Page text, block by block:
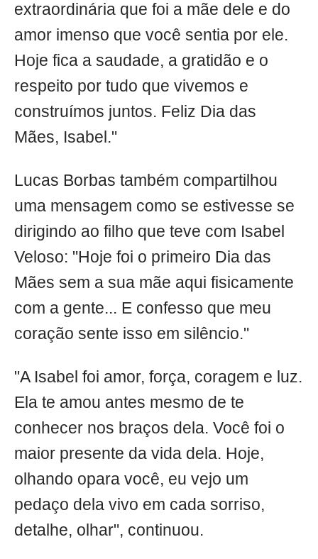
extraordinária que foi a mãe dele e do
amor imenso que você sentia por ele.
Hoje fica a saudade, a gratidão e o
respeito por tudo que vivemos e
construímos juntos. Feliz Dia das
Mães, Isabel."
Lucas Borbas também compartilhou
uma mensagem como se estivesse se
dirigindo ao filho que teve com Isabel
Veloso: "Hoje foi o primeiro Dia das
Mães sem a sua mãe aqui fisicamente
com a gente... E confesso que meu
coração sente isso em silêncio."
"A Isabel foi amor, força, coragem e luz.
Ela te amou antes mesmo de te
conhecer nos braços dela. Você foi o
maior presente da vida dela. Hoje,
olhando opara você, eu vejo um
pedaço dela vivo em cada sorriso,
detalhe, olhar", continuou.